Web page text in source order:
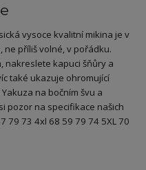
vysoce kvalitní mikina je v
ne příliš volné, v pořádku.
nakreslete kapuci šňůry a
také ukazuje ohromující
na bočním švu a
pozor na specifikace našich
79 73 4xl 68 59 79 74 5XL 70